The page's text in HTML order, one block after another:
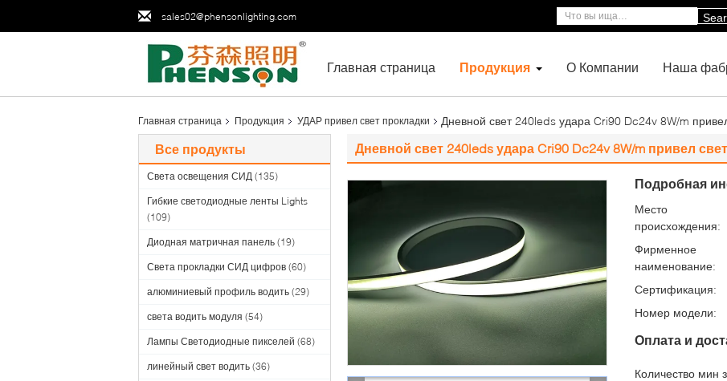
sales02@phensonlighting.com
Главная страница Продукция О Компании Наша
Главная страница Продукция УДАР привел свет прокладки Дневной свет 240leds удара Cri90 Dc24v 8W/m
Все продукты
Света освещения СИД (135)
Гибкие светодиодные ленты Lights
(109)
Диодная матричная панель (19)
Света прокладки СИД цифров (60)
алюминиевый профиль водить (29)
света водить модуля (54)
Лампы Светодиодные пикселей (68)
линейный свет водить (36)
Дневной свет 240leds удара Cri90 Dc24v 8W/m привел
Подробная
Место
происхождения:
Фирменное
наименование:
Сертификация:
Номер модели:
Оплата и
Количество мин